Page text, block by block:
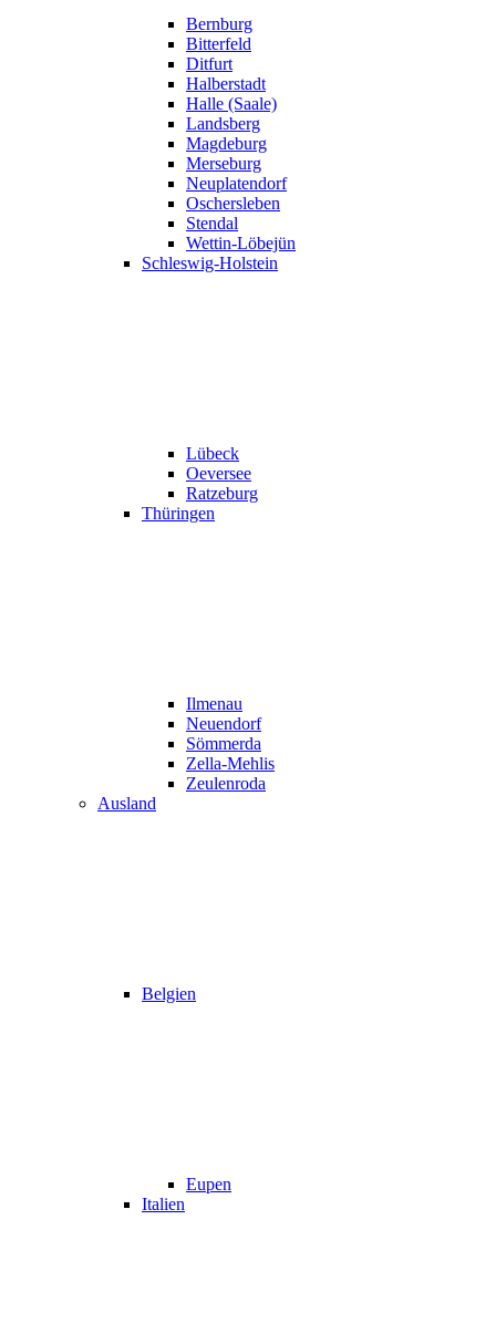
Bernburg
Bitterfeld
Ditfurt
Halberstadt
Halle (Saale)
Landsberg
Magdeburg
Merseburg
Neuplatendorf
Oschersleben
Stendal
Wettin-Löbejün
Schleswig-Holstein
Lübeck
Oeversee
Ratzeburg
Thüringen
Ilmenau
Neuendorf
Sömmerda
Zella-Mehlis
Zeulenroda
Ausland
Belgien
Eupen
Italien